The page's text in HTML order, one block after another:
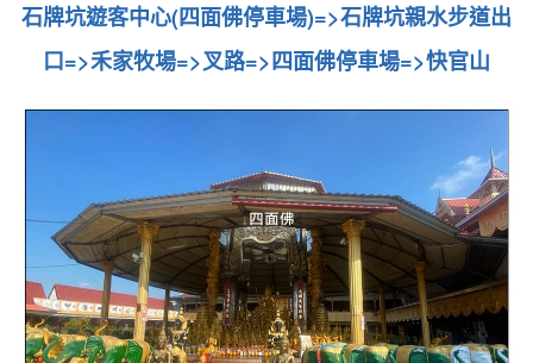
石牌坑遊客中心(四面佛停車場)=>石牌坑親水步道出
口=>禾家牧場=>叉路=>四面佛停車場=>快官山